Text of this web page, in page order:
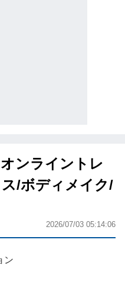
ンライントレ
/ボディメイク/
2026/07/03 05:14:06
ン